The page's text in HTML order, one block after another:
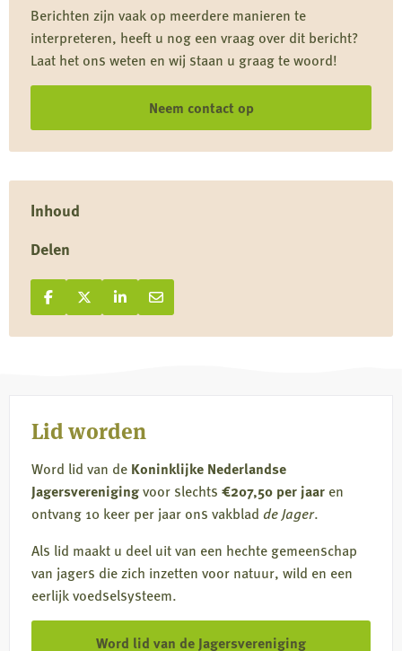
Berichten zijn vaak op meerdere manieren te
interpreteren, heeft u nog een vraag over dit bericht?
Laat het ons weten en wij staan u graag te woord!
Neem contact op
Inhoud
Delen
Deel op Facebook
Deel
op
Deel op X
Deel
op
Deel op LinkedIn
Deel
op
Deel via e-mail
Deel
via
natuur
Lid worden
Word lid van de Koninklijke Nederlandse
Jagersverenigingvoor slechts €207,50 per jaar en
ontvang 10 keer per jaar ons vakblad de Jager.
Als lid maakt u deel uit van een hechte gemeenschap
van jagers die zich inzetten voor natuur, wild en een
eerlijk voedselsysteem.
Word lid van de Jagersvereniging